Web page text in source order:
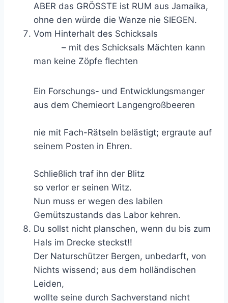
ABER das GRÖSSTE ist RUM aus Jamaika,
ohne den würde die Wanze nie SIEGEN.
Vom Hinterhalt des Schicksals
– mit des Schicksals Mächten kann
man keine Zöpfe flechten
Ein Forschungs- und Entwicklungsmanger
aus dem Chemieort Langengroßbeeren
nie mit Fach-Rätseln belästigt; ergraute auf
seinem Posten in Ehren.
Schließlich traf ihn der Blitz
so verlor er seinen Witz.
Nun muss er wegen des labilen
Gemütszustands das Labor kehren.
Du sollst nicht planschen, wenn du bis zum
Hals im Drecke steckst!!
Der Naturschützer Bergen, unbedarft, von
Nichts wissend; aus dem holländischen
Leiden,
wollte seine durch Sachverstand nicht